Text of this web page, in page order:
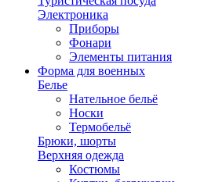
Электроника
Приборы
Фонари
Элементы питания
Форма для военных
Белье
Нательное бельё
Носки
Термобельё
Брюки, шорты
Верхняя одежда
Костюмы